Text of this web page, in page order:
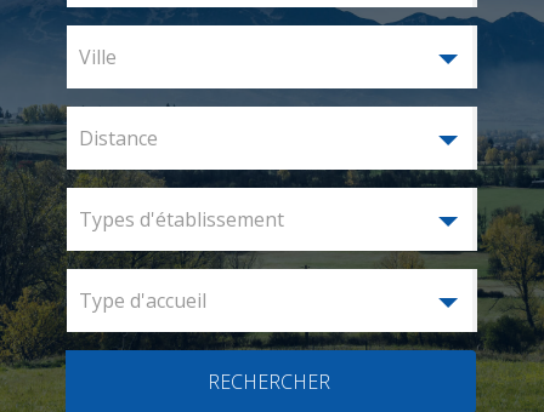
Ville
Distance
Types d'établissement
Type d'accueil
RECHERCHER